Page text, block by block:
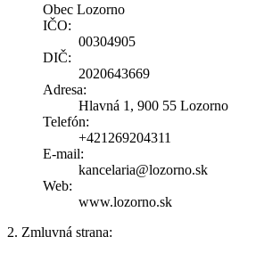
Obec Lozorno
IČO:
00304905
DIČ:
2020643669
Adresa:
Hlavná 1, 900 55 Lozorno
Telefón:
+421269204311
E-mail:
kancelaria@lozorno.sk
Web:
www.lozorno.sk
2. Zmluvná strana: